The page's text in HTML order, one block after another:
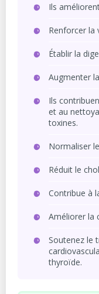
Ils
Renforcer la
Établir la
Augmenter
Ils
et au
toxines.
Normaliser
Réduit le
Contribue à
Améliorer la
Soutenez le
thyroïde.